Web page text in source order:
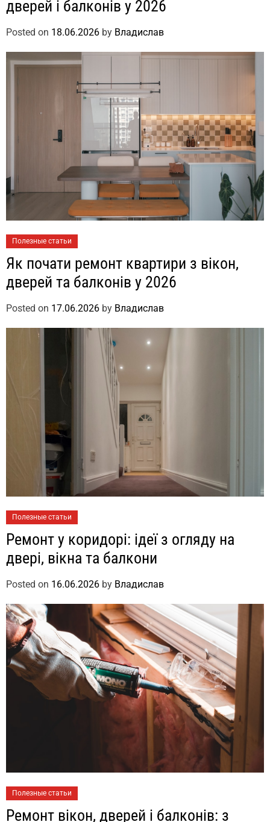
дверей і балконів у 2026
Posted on 18.06.2026 by Владислав
Полезные статьи
Як почати ремонт квартири з вікон,
дверей та балконів у 2026
Posted on 17.06.2026 by Владислав
Полезные статьи
Ремонт у коридорі: ідеї з огляду на
двері, вікна та балкони
Posted on 16.06.2026 by Владислав
Полезные статьи
Ремонт вікон, дверей і балконів: з